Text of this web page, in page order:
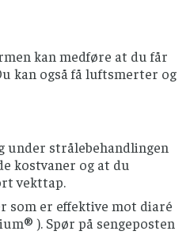
kan medføre at du får
kan også få luftsmerter og
under strålebehandlingen
kostvaner og at du
vekttap.
som er effektive mot diaré
). Spør på sengeposten